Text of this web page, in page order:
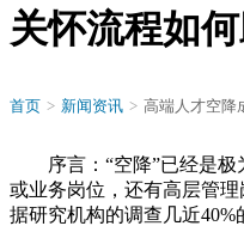
关怀流程如
首页 > 新闻资讯 > 高端人才空降
序言：“空降”已经是极
或业务岗位，还有高层管
据研究机构的调查几近